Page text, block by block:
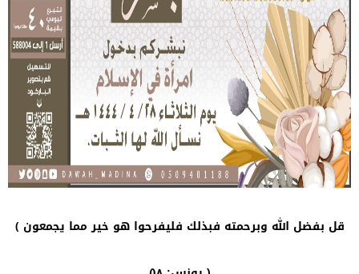
قل بفضل الله وبرحمته فبذلك فليفرحوا هو خير مما يجمعون ﴾